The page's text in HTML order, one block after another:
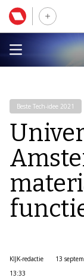
Beste Tech-idee 2021
KIJK-redactie
13
13:33